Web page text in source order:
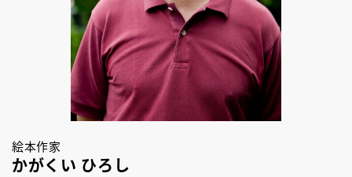
絵本作家
かがくい ひろし